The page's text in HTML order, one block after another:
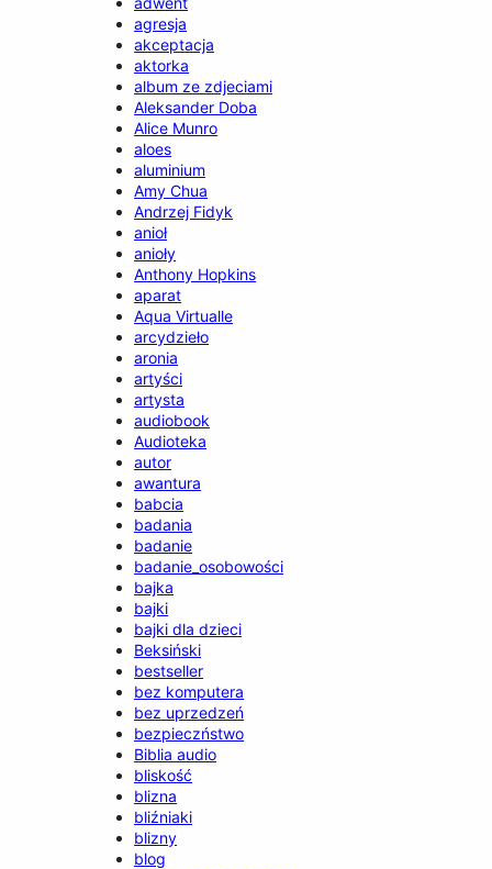
agresja
akceptacja
aktorka
album ze zdjeciami
Aleksander Doba
Alice Munro
aloes
aluminium
Amy Chua
Andrzej Fidyk
anioł
anioły
Anthony Hopkins
aparat
Aqua Virtualle
arcydzieło
aronia
artyści
artysta
audiobook
Audioteka
autor
awantura
babcia
badania
badanie
badanie_osobowości
bajka
bajki
bajki dla dzieci
Beksiński
bestseller
bez komputera
bez uprzedzeń
bezpieczństwo
Biblia audio
bliskość
blizna
bliźniaki
blizny
blog